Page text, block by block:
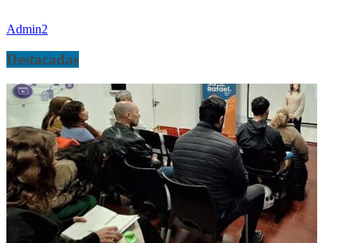
Admin2
Destacadas